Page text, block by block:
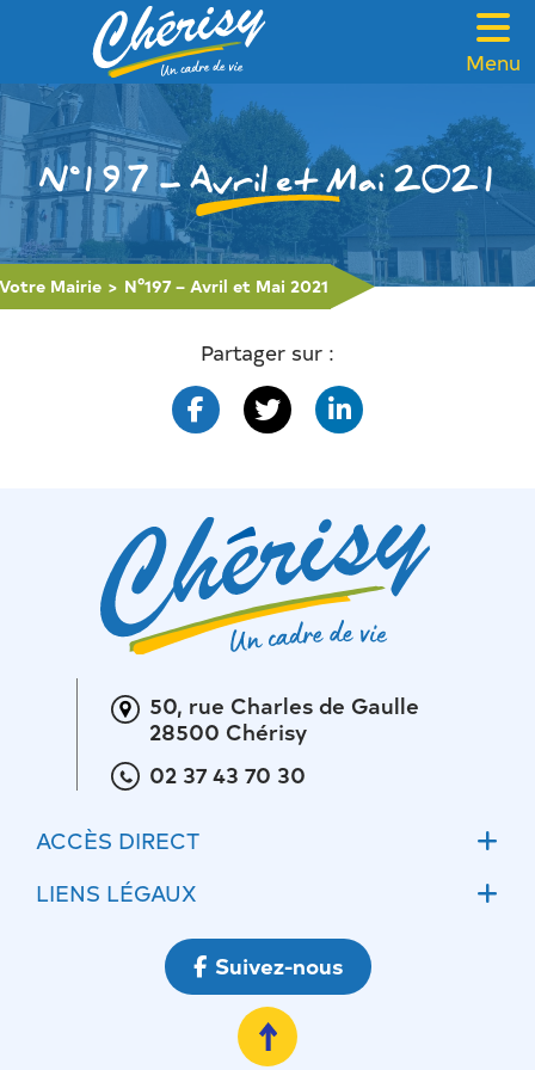
Menu
VOTRE MAIRIE
CADRE DE VIE
FAMILLE & SOLIDARITÉ
LOISIRS & TOURISME
CONTACT
N°197 – Avril et Mai 2021
Votre Mairie > N°197 – Avril et Mai 2021
Partager sur :
50, rue Charles de Gaulle
28500 Chérisy
02 37 43 70 30
ACCÈS DIRECT
Accueil
Ateliers communaux
LIENS LÉGAUX
Mentions légales
Conditions Générales d’Utilisations
Politique de confidentialité
Suivez-nous